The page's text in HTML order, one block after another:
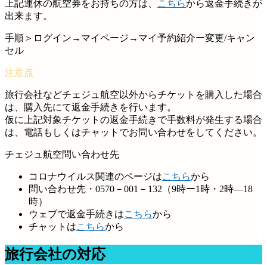
上記運休の航空券をお持ちの方は、 こちらから返金手続きが
出来ます。
手順＞ログイン→マイページ→マイ予約紹介ー変更/キャン
セル
旅行会社などチェジュ航空以外からチケットを購入した場合
は、購入先にて返金手続きを行います。
仮に上記対象チケットの返金手続きで手数料が発生する場合
は、電話もしくはチャットでお問い合わせをしてください。
チェジュ航空問い合わせ先
コロナウイルス関連のページはこちらから
問い合わせ先・0570－001－132（9時ー1時・2時―18
時）
ウェブで返金手続きはこちらから
チャットはこちらから
旅行会社の対応